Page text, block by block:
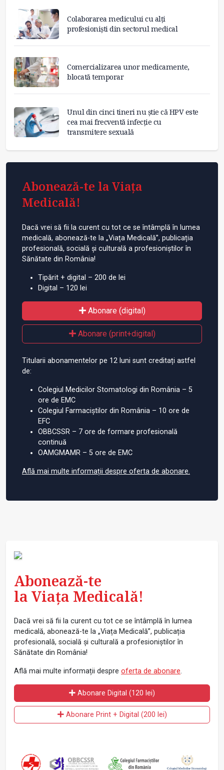
Colaborarea medicului cu alți
profesioniști din sectorul medical
Comercializarea unor medicamente,
blocată temporar
Unul din cinci tineri nu știe că HPV este
cea mai frecventă infecție cu
transmitere sexuală
Abonează-te la Viața
Medicală!
Dacă vrei să fii la curent cu tot ce se întâmplă în lumea
medicală, abonează-te la „Viața Medicală”, publicația
profesională, socială și culturală a profesioniștilor în
Sănătate din România!
Tipărit + digital – 200 de lei
Digital – 120 lei
Abonare (digital)
Abonare (print+digital)
Titularii abonamentelor pe 12 luni sunt creditați astfel
de:
Colegiul Medicilor Stomatologi din România – 5
ore de EMC
Colegiul Farmaciștilor din România – 10 ore de
EFC
OBBCSSR – 7 ore de formare profesională
continuă
OAMGMAMR – 5 ore de EMC
Află mai multe informații despre oferta de abonare.
Abonează-te
la Viața Medicală!
Dacă vrei să fii la curent cu tot ce se întâmplă în lumea
medicală, abonează-te la „Viața Medicală”, publicația
profesională, socială și culturală a profesioniștilor în
Sănătate din România!
Află mai multe informații despre oferta de abonare.
Abonare Digital (120 lei)
Abonare Print + Digital (200 lei)